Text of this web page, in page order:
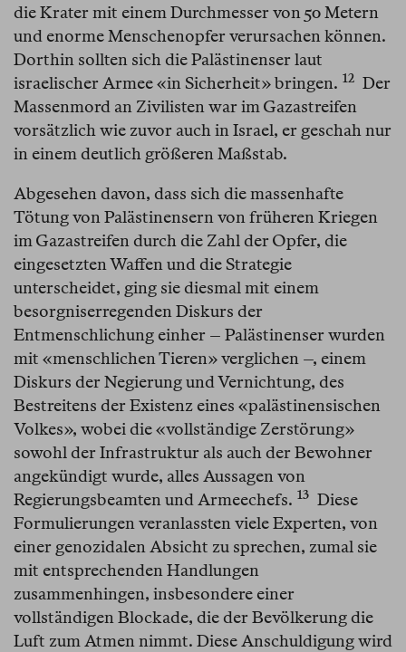
die Krater mit einem Durchmesser von 50 Metern
und enorme Menschenopfer verursachen können.
Dorthin sollten sich die Palästinenser laut
israelischer Armee «in Sicherheit» bringen.⁠ 12 Der
Massenmord an Zivilisten war im Gazastreifen
vorsätzlich wie zuvor auch in Israel, er geschah nur
in einem deutlich größeren Maßstab.
Abgesehen davon, dass sich die massenhafte
Tötung von Palästinensern von früheren Kriegen
im Gazastreifen durch die Zahl der Opfer, die
eingesetzten Waffen und die Strategie
unterscheidet, ging sie diesmal mit einem
besorgniserregenden Diskurs der
Entmenschlichung einher – Palästinenser wurden
mit «menschlichen Tieren» verglichen –, einem
Diskurs der Negierung und Vernichtung, des
Bestreitens der Existenz eines «palästinensischen
Volkes», wobei die «vollständige Zerstörung»
sowohl der Infrastruktur als auch der Bewohner
angekündigt wurde, alles Aussagen von
Regierungsbeamten und Armeechefs.⁠ 13 Diese
Formulierungen veranlassten viele Experten, von
einer genozidalen Absicht zu sprechen, zumal sie
mit entsprechenden Handlungen
zusammenhingen, insbesondere einer
vollständigen Blockade, die der Bevölkerung die
Luft zum Atmen nimmt. Diese Anschuldigung wird